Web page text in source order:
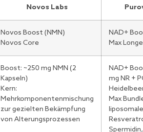
Novos Labs
Novos Boost (NMN)
Novos Core
NAD+
Max
Boost: ~250 mg NMN (2
Kapseln)
Kern:
Mehrkomponentenmischung
zur gezielten Bekämpfung
von Alterungsprozessen
NAD+
mg NR +
Max